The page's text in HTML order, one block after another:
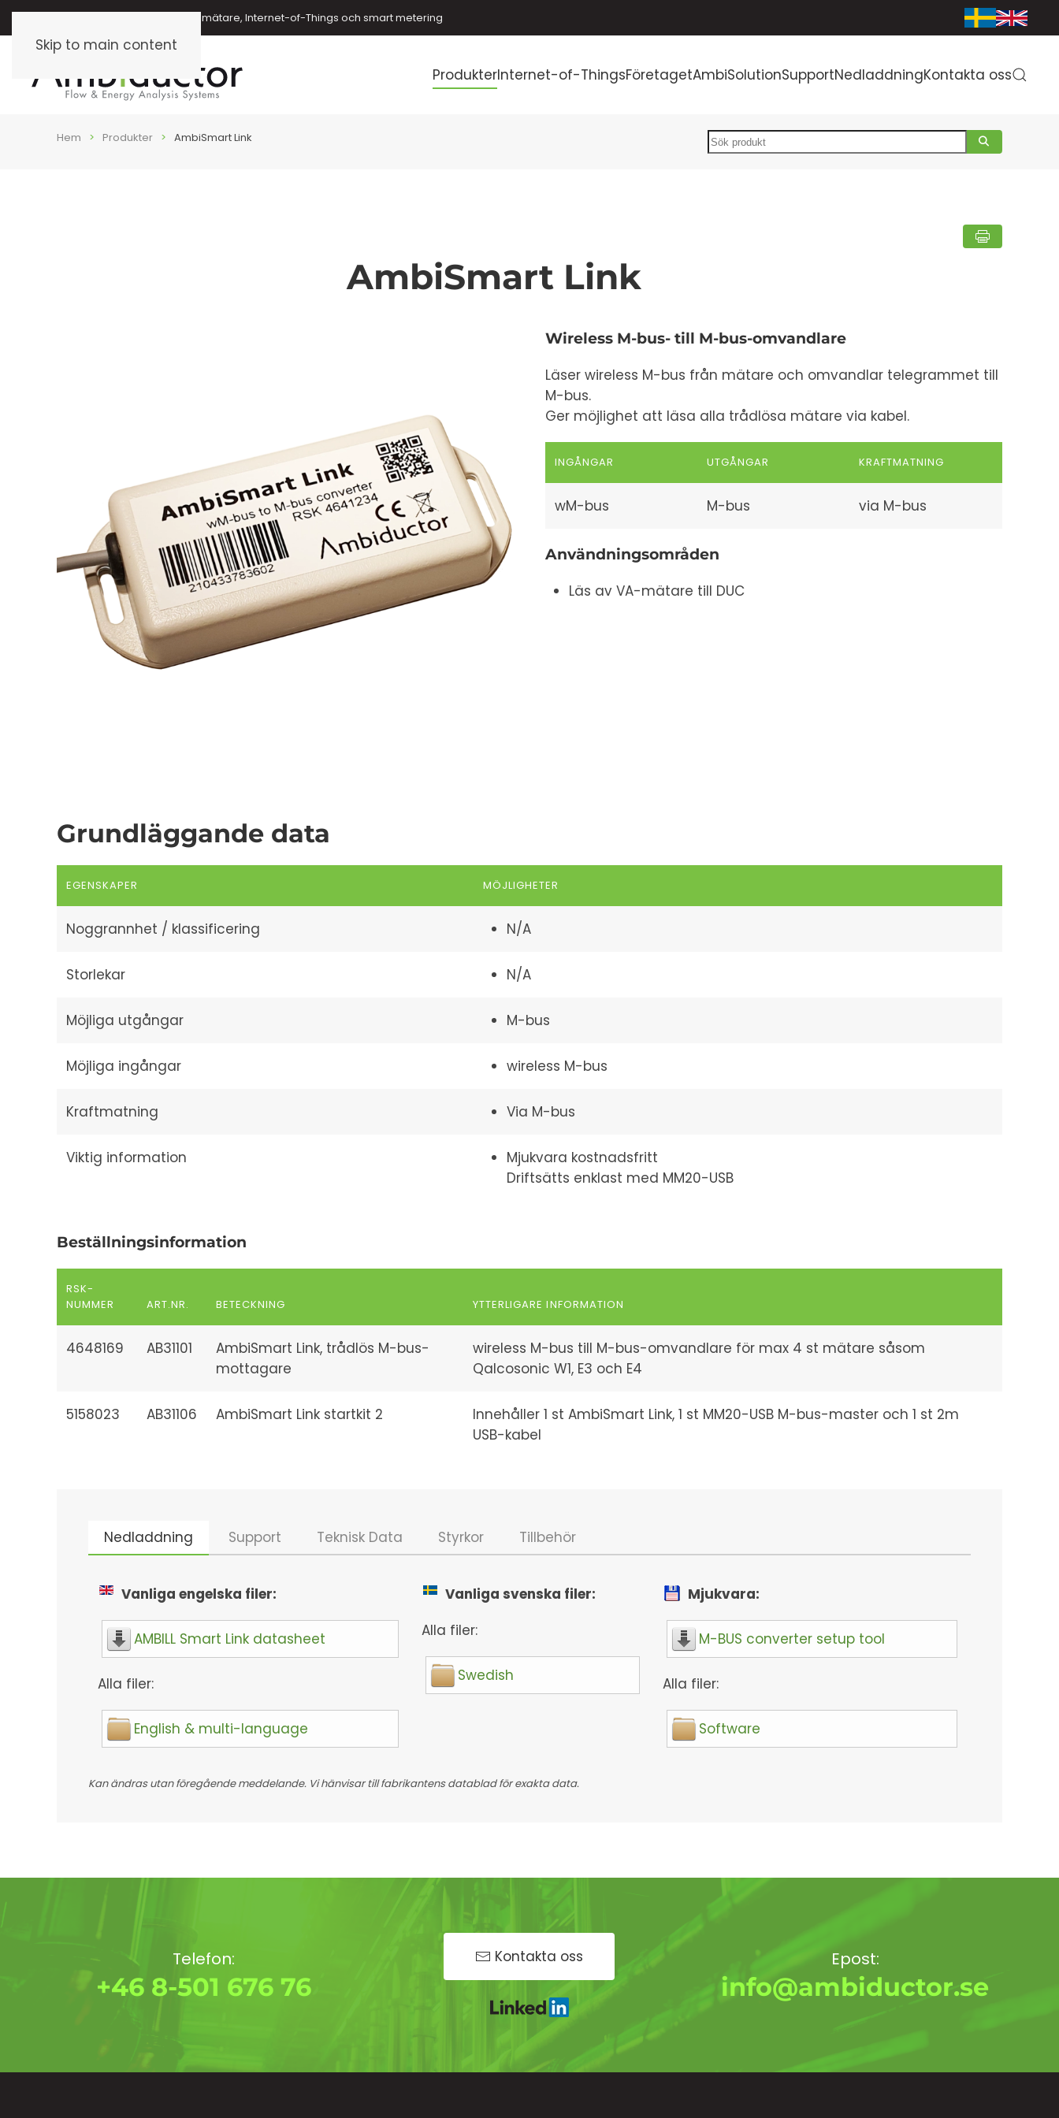
Skip to main content
Energimätare, vattenmätare, oljemätare, Internet-of-Things och smart metering
ProdukterInternet-of-ThingsFöretagetAmbiSolutionSupportNedladdningKontakta oss
Hem Produkter AmbiSmart Link Search
AmbiSmart Link
Wireless M-bus- till M-bus-omvandlare
Läser wireless M-bus från mätare och omvandlar telegrammet till
M-bus.
Ger möjlighet att läsa alla trådlösa mätare via kabel.
INGÅNGAR UTGÅNGAR KRAFTMATNING
wM-bus M-bus via M-bus
Användningsområden
Läs av VA-mätare till DUC
Grundläggande data
EGENSKAPER MÖJLIGHETER
Noggrannhet / klassificering N/A
Storlekar N/A
Möjliga utgångar M-bus
Möjliga ingångar wireless M-bus
Kraftmatning Via M-bus
Viktig information
Mjukvara kostnadsfritt
Driftsätts enklast med MM20-USB
Beställningsinformation
RSK-
NUMMER
ART.NR. BETECKNING YTTERLIGARE INFORMATION
4648169 AB31101
AmbiSmart Link, trådlös M-bus-
mottagare
wireless M-bus till M-bus-omvandlare för max 4 st mätare såsom
Qalcosonic W1, E3 och E4
5158023 AB31106 AmbiSmart Link startkit 2
Innehåller 1 st AmbiSmart Link, 1 st MM20-USB M-bus-master och 1 st 2m
USB-kabel
Nedladdning Support Teknisk Data Styrkor Tillbehör
Vanliga engelska filer:
AMBILL Smart Link datasheet
Alla filer:
English & multi-language
Vanliga svenska filer:
Alla filer:
Swedish
Mjukvara:
M-BUS converter setup tool
Alla filer:
Software
Kan ändras utan föregående meddelande. Vi hänvisar till fabrikantens datablad för exakta data.
Telefon:
+46 8-501 676 76
Kontakta oss Epost:
info@ambiductor.se